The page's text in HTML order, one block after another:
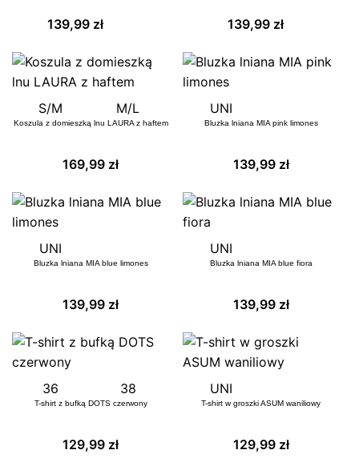
139,99 zł 139,99 zł
S/M M/L
Koszula z domieszką lnu LAURA z haftem
169,99 zł
UNI
Bluzka lniana MIA pink limones
139,99 zł
UNI
Bluzka lniana MIA blue limones
139,99 zł
UNI
Bluzka lniana MIA blue fiora
139,99 zł
36 38
T-shirt z bufką DOTS czerwony
129,99 zł
UNI
T-shirt w groszki ASUM waniliowy
129,99 zł